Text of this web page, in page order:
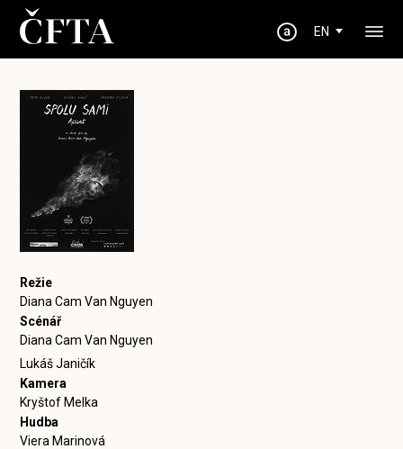
EN
Režie
Diana Cam Van Nguyen
Scénář
Diana Cam Van Nguyen
Lukáš Janičík
Kamera
Kryštof Melka
Hudba
Viera Marinová